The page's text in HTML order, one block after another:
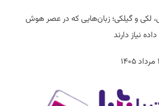
لکی و گیلکی؛ زبان‌هایی که در عصر هوش
نیاز دارند